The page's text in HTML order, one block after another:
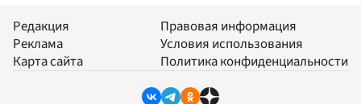
Редакция
Реклама
Карта сайта
Правовая информация
Условия использования
Политика конфиденциальности